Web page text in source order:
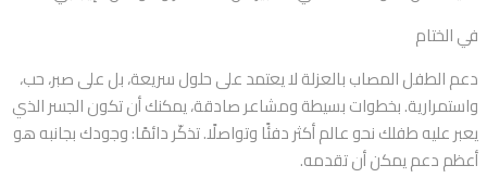
في الختام
دعم الطفل المصاب بالعزلة لا يعتمد على حلول سريعة، بل على صبر، حب،
واستمرارية. بخطوات بسيطة ومشاعر صادقة، يمكنك أن تكون الجسر الذي
يعبر عليه طفلك نحو عالم أكثر دفئًا وتواصلًا. تذكّر دائمًا: وجودك بجانبه هو
أعظم دعم يمكن أن تقدمه.